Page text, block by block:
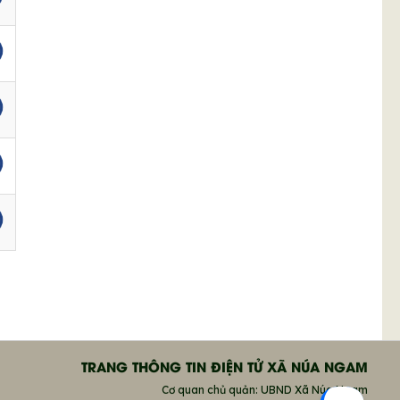
TRANG THÔNG TIN ĐIỆN TỬ XÃ NÚA NGAM
Cơ quan chủ quản: UBND Xã Núa Ngam